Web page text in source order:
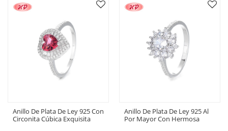
Mujer
Anillo De Plata De Ley 925 Con
Circonita Cúbica Exquisita
Anillo De Plata De Ley 925 Al
Por Mayor Con Hermosa